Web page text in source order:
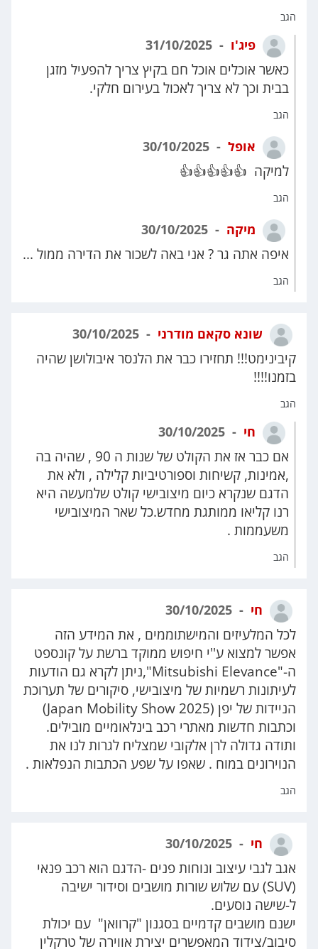
הגב
פיג'ו
כאשר אוכלים אוכל חם בקיץ צריך להפעיל מזגן
בבית וכך לא צריך לאכול בעירום חלקי.
הגב
אופל
למיקה 👍👍👍👍👍
הגב
מיקה
איפה אתה גר ? אני באה לשכור את הדירה ממול ...
הגב
שונא סקאם מודרני
קיבינימט!!! תחזירו כבר את הלנסר איבולושן שהיה
בזמנו!!!!
הגב
חי
אם כבר אז את הקולט של שנות ה 90 , שהיה בה
,אמינות, קשיחות וספורטיביות קלילה , ולא את
הדגם שנקרא כיום מיצובישי קולט שלמעשה היא
רנו קליאו ממותגת מחדש.כל שאר המיצובישי
משעממות .
הגב
חי
לכל המלעיזים והמישתוממים , את המידע הזה
אפשר למצוא ע''י חיפוש ממוקד ברשת על קונספט
ה-"Mitsubishi Elevance",ניתן לקרא גם הודעות
לעיתונות רשמיות של מיצובישי, סיקורים של תערוכת
הניידות של יפן (Japan Mobility Show 2025)
וכתבות חדשות מאתרי רכב בינלאומיים מובילים.
ותודה גדולה לרן אלקובי שמצליח לגרות לנו את
הנוירונים במוח . שאפו על שפע הכתבות הנפלאות .
הגב
חי
אגב לגבי עיצוב ונוחות פנים -הדגם הוא רכב פנאי
(SUV) עם שלוש שורות מושבים וסידור ישיבה
ל-שישה נוסעים.
ישנם מושבים קדמיים בסגנון "קרוואן" עם יכולת
סיבוב/צידוד המאפשרים יצירת אווירה של טרקלין